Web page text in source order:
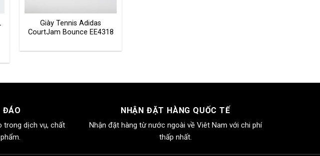
Giày Tennis Adidas
CourtJam Bounce EE4318
ĐÁO
trong dịch vụ, chất
NHẬN ĐẶT HÀNG QUỐC TẾ
Nhận đặt hàng từ nước ngoài về Viêt Nam với chi phí
thấp nhất.